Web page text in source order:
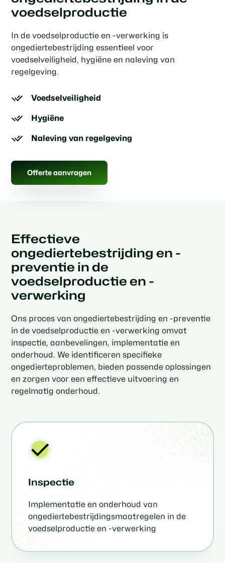
voedselproductie
In de voedselproductie en -verwerking is
ongediertebestrijding essentieel voor
voedselveiligheid, hygiëne en naleving van
regelgeving.
Voedselveiligheid
Hygiëne
Naleving van regelgeving
Offerte aanvragen
Effectieve
ongediertebestrijding en -
preventie in de
voedselproductie en -
verwerking
Ons proces van ongediertebestrijding en -preventie
in de voedselproductie en -verwerking omvat
inspectie, aanbevelingen, implementatie en
onderhoud. We identificeren specifieke
ongedierteproblemen, bieden passende oplossingen
en zorgen voor een effectieve uitvoering en
regelmatig onderhoud.
Inspectie
Implementatie en onderhoud van
ongediertebestrijdingsmaatregelen in de
voedselproductie en -verwerking